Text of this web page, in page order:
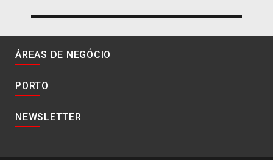
ÁREAS DE NEGÓCIO
PORTO
NEWSLETTER